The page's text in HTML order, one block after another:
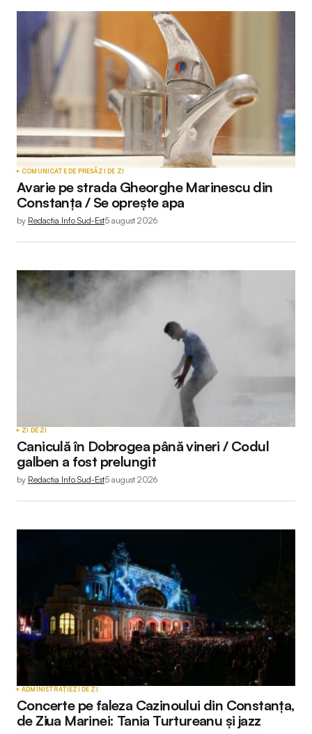
COMUNICATE DE PRESĂZI DE ZI
Avarie pe strada Gheorghe Marinescu din
Constanța / Se oprește apa
by Redactia Info Sud-Est5 august 2026
ZI DE ZI
Caniculă în Dobrogea până vineri / Codul
galben a fost prelungit
by Redactia Info Sud-Est5 august 2026
ADMINISTRAȚIEZI DE ZI
Concerte pe faleza Cazinoului din Constanța,
de Ziua Marinei: Tania Turtureanu și jazz